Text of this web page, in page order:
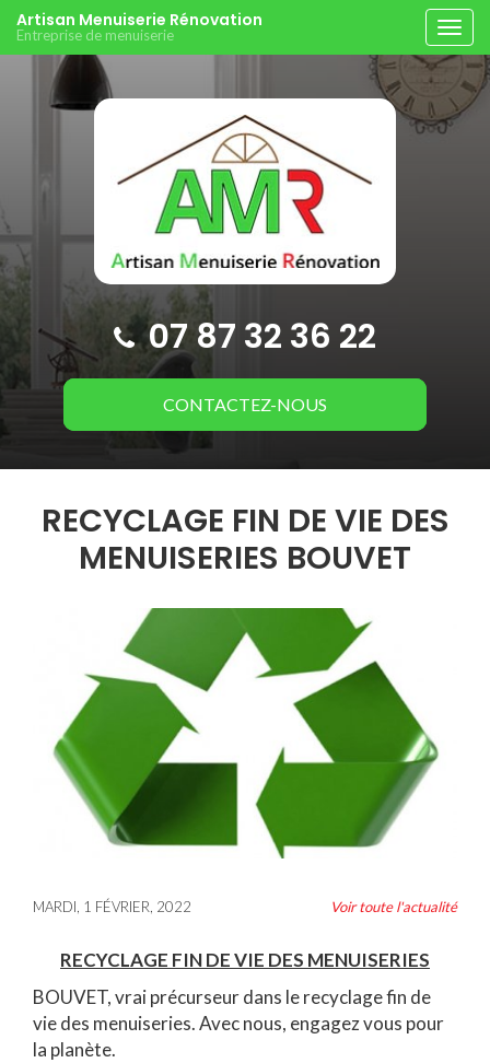
Aller
au
contenu
principal
Artisan Menuiserie Rénovation
Entreprise de menuiserie
07 87 32 36 22
CONTACTEZ-NOUS
RECYCLAGE FIN DE VIE DES
MENUISERIES BOUVET
MARDI, 1 FÉVRIER, 2022 Voir toute l'actualité
RECYCLAGE FIN DE VIE DES MENUISERIES
BOUVET, vrai précurseur dans le recyclage fin de
vie des menuiseries. Avec nous, engagez vous pour
la planète.